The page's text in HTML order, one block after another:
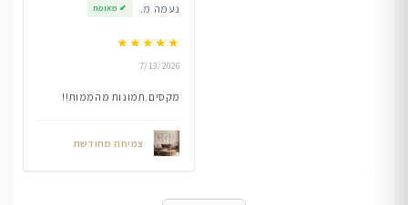
נעמה מ. ✔ מאומת
★★★★★
7/13/2026
מקסים.תמונות מהממות!!
צמיחה מחודשת